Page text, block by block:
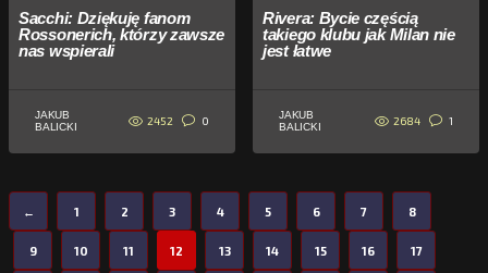
Sacchi: Dziękuję fanom
Rossonerich, którzy zawsze
nas wspierali
JAKUB
BALICKI
2452 0
Rivera: Bycie częścią
takiego klubu jak Milan nie
jest łatwe
JAKUB
BALICKI
2684 1
← 1 2 3 4 5 6 7 8
9 10 11 12 13 14 15 16 17